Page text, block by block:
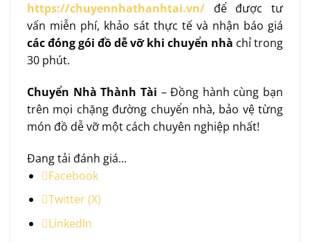
https://chuyennhathanhtai.vn/ để được tư
vấn miễn phí, khảo sát thực tế và nhận báo giá
các đóng gói đồ dễ vỡ khi chuyển nhà chỉ trong
30 phút.
Chuyển Nhà Thành Tài – Đồng hành cùng bạn
trên mọi chặng đường chuyển nhà, bảo vệ từng
món đồ dễ vỡ một cách chuyên nghiệp nhất!
Đang tải đánh giá...
Facebook
Twitter (X)
LinkedIn